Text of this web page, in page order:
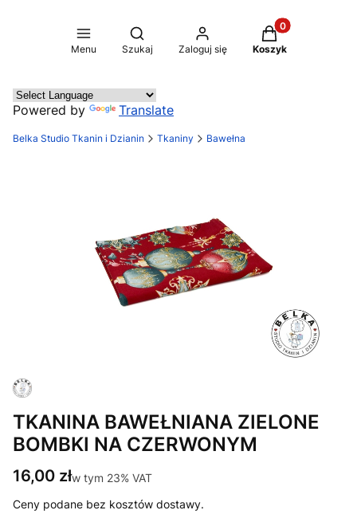
Menu
Otwórz wyszukiwarkę
Szukaj Zaloguj się
Produkty w
Koszyk
Powered by Translate
Belka Studio Tkanin i Dzianin Tkaniny Bawełna
TKANINA BAWEŁNIANA ZIELONE
BOMBKI NA CZERWONYM
Cena
16,00 złw tym 23% VAT
w tym 23% VAT
Ceny podane bez kosztów dostawy.